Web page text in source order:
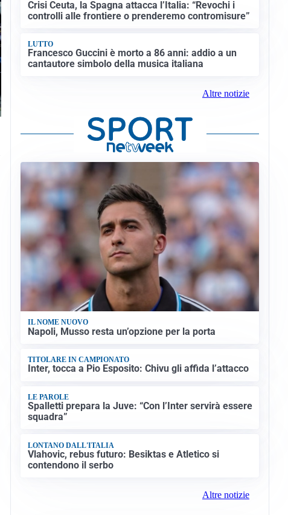
Crisi Ceuta, la Spagna attacca l’Italia: “Revochi i
controlli alle frontiere o prenderemo contromisure”
LUTTO
Francesco Guccini è morto a 86 anni: addio a un
cantautore simbolo della musica italiana
Altre notizie
IL NOME NUOVO
Napoli, Musso resta un’opzione per la porta
TITOLARE IN CAMPIONATO
Inter, tocca a Pio Esposito: Chivu gli affida l’attacco
LE PAROLE
Spalletti prepara la Juve: “Con l’Inter servirà essere
squadra”
LONTANO DALL'ITALIA
Vlahovic, rebus futuro: Besiktas e Atletico si
contendono il serbo
Altre notizie